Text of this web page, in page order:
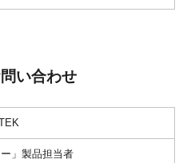
い合わせ
ー」製品担当者